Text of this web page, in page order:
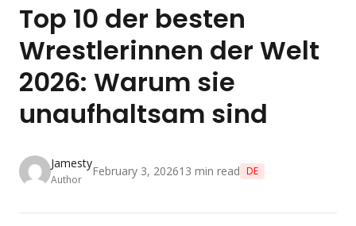
Top 10 der besten
Wrestlerinnen der Welt
2026: Warum sie
unaufhaltsam sind
Jamesty
Author
February 3, 202613 min read DE